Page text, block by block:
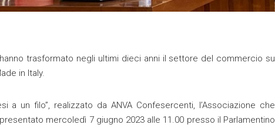
trasformato negli ultimi dieci anni il settore del commercio su
in Italy.
un filo”, realizzato da ANVA Confesercenti, l’Associazione che
mercoledì 7 giugno 2023 alle 11.00 presso il Parlamentino